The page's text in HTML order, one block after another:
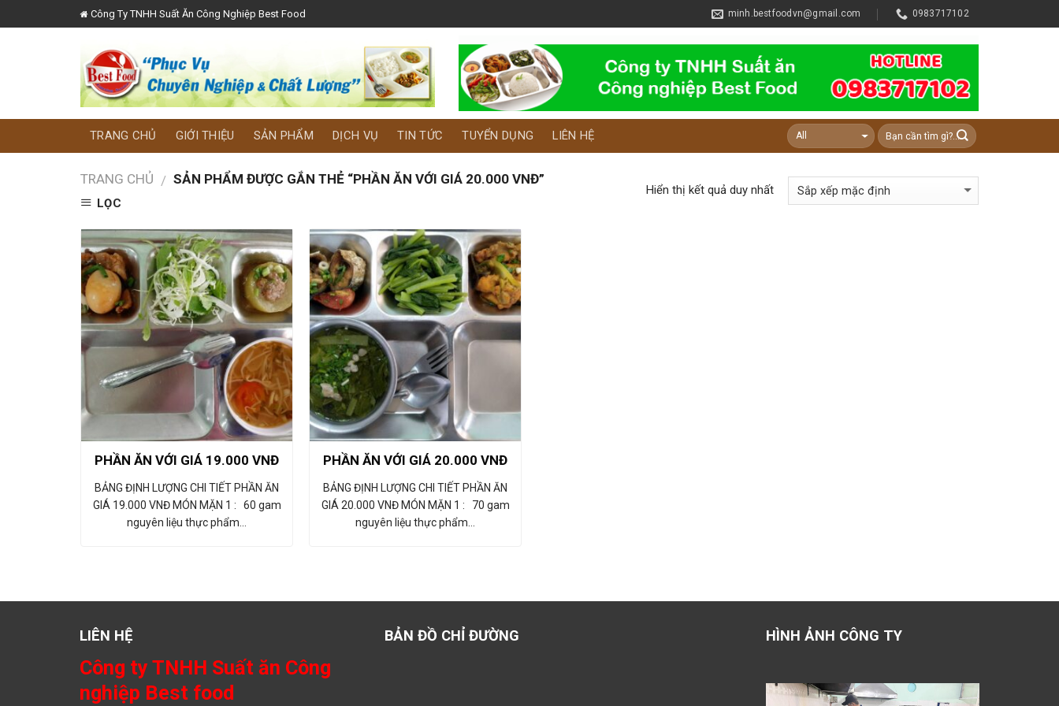
to
Công Ty TNHH Suất Ăn Công Nghiệp Best Food minh.bestfoodvn@gmail.com 0983717102
TRANG CHỦ GIỚI THIỆU SẢN PHẨM DỊCH VỤ TIN TỨC TUYỂN DỤNG LIÊN HỆ
TRANG CHỦ / SẢN PHẨM ĐƯỢC GẮN THẺ “PHẦN ĂN VỚI GIÁ 20.000 VNĐ”
LỌC
Hiển thị kết quả duy nhất
PHẦN ĂN VỚI GIÁ 19.000 VNĐ
BẢNG ĐỊNH LƯỢNG CHI TIẾT PHẦN ĂN
GIÁ 19.000 VNĐ MÓN MẶN 1 : 60 gam
nguyên liệu thực phẩm…
PHẦN ĂN VỚI GIÁ 20.000 VNĐ
BẢNG ĐỊNH LƯỢNG CHI TIẾT PHẦN ĂN
GIÁ 20.000 VNĐ MÓN MẶN 1 : 70 gam
nguyên liệu thực phẩm…
LIÊN HỆ
Công ty TNHH Suất ăn Công
nghiệp Best food
BẢN ĐỒ CHỈ ĐƯỜNG HÌNH ẢNH CÔNG TY